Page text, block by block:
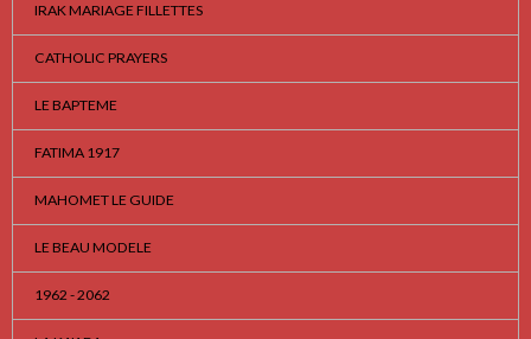
IRAK MARIAGE FILLETTES
CATHOLIC PRAYERS
LE BAPTEME
FATIMA 1917
MAHOMET LE GUIDE
LE BEAU MODELE
1962 - 2062